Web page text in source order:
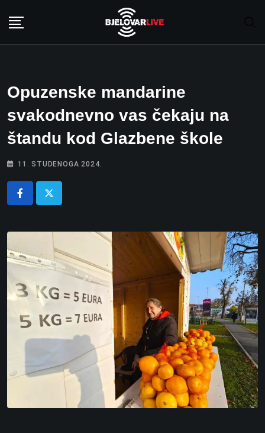
Opuzenske mandarine
svakodnevno vas čekaju na
štandu kod Glazbene škole
11. STUDENOGA 2024.